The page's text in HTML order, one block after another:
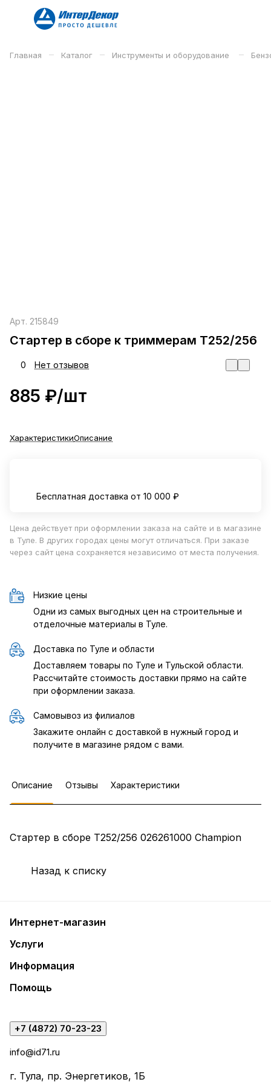
Главная – Каталог – Инструменты и оборудование –
Арт. 215849
Стартер в сборе к триммерам Т252/256
0 Нет отзывов
885 ₽/шт
ХарактеристикиОписание
Бесплатная доставка от 10 000 ₽
Цена действует при оформлении заказа на сайте и в магазине
в Туле. В других городах цены могут отличаться. При заказе
через сайт цена сохраняется независимо от места получения.
Низкие цены
Одни из самых выгодных цен на строительные и
отделочные материалы в Туле.
Доставка по Туле и области
Доставляем товары по Туле и Тульской области.
Рассчитайте стоимость доставки прямо на сайте
при оформлении заказа.
Самовывоз из филиалов
Закажите онлайн с доставкой в нужный город и
получите в магазине рядом с вами.
Описание Отзывы Характеристики
Стартер в сборе T252/256 026261000 Champion
Назад к списку
Интернет-магазин
Услуги
Информация
Помощь
+7 (4872) 70-23-23
info@id71.ru
г. Тула, пр. Энергетиков, 1Б